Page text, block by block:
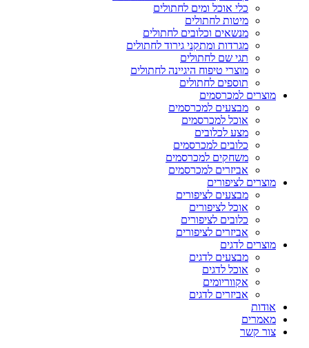
כלי אוכל ומים לחתולים
מיטות לחתולים
מנשאים וכלובים לחתולים
מגרדות ומתקני גירוד לחתולים
תגי שם לחתולים
מוצרי טיפוח היגיינה לחתולים
תוספים לחתולים
מוצרים למכרסמים
מבצעים למכרסמים
אוכל למכרסמים
מצע לכלובים
כלובים למכרסמים
משחקים למכרסמים
אביזרים למכרסמים
מוצרים לציפורים
מבצעים לציפורים
אוכל לציפורים
כלובים לציפורים
אביזרים לציפורים
מוצרים לדגים
מבצעים לדגים
אוכל לדגים
אקווריומים
אביזרים לדגים
אודות
מאמרים
צור קשר